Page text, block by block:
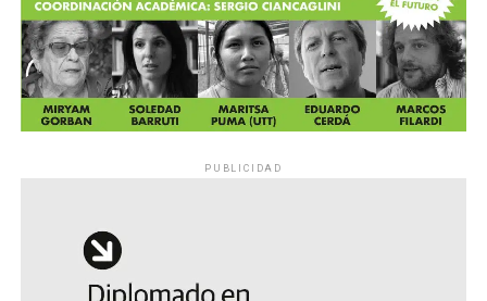
PUBLICIDAD